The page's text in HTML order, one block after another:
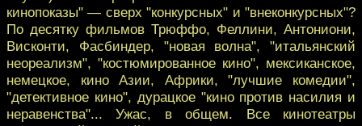
кинопоказы" — сверх "конкурсных" и "внеконкурсных"?
По десятку фильмов Трюффо, Феллини, Антониони,
Висконти, Фасбиндер, "новая волна", "итальянский
неореализм", "костюмированное кино", мексиканское,
немецкое, кино Азии, Африки, "лучшие комедии",
"детективное кино", дурацкое "кино против насилия и
неравенства"... Ужас, в общем. Все кинотеатры